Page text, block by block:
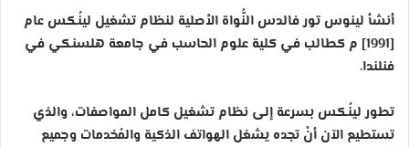
أنشأ لينوس تور فالدس النُّواة الأصلية لنظام تشغيل لينُكس عام
[1991] م كطالب في كلية علوم الحاسب في جامعة هلسنكي في
فنلندا.
تطور لينُكس بسرعة إلى نظام تشغيل كامل المواصفات، والذي
تستطيع الآن أنْ تجده يشغل الهواتف الذكية والمُخدمات وجميع